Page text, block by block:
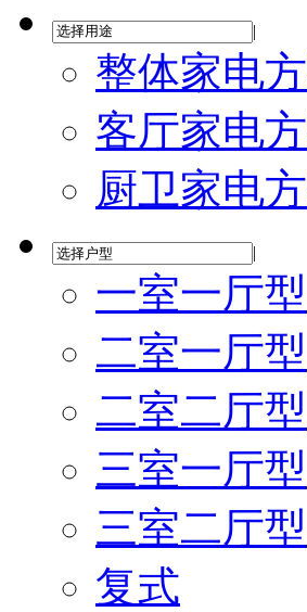
|
整体家电
客厅家电
厨卫家电
|
一室一厅型
二室一厅型
二室二厅型
三室一厅型
三室二厅型
复式